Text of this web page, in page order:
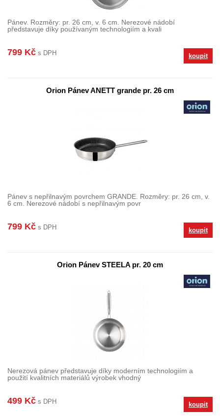
Pánev. Rozměry: pr. 26 cm, v. 6 cm. Nerezové nádobí
představuje díky používaným technologiím a kvali
799 Kč s DPH koupit
Orion Pánev ANETT grande pr. 26 cm
Pánev s nepřilnavým povrchem GRANDE. Rozměry: pr. 26 cm, v.
6 cm. Nerezové nádobí s nepřilnavým povr
799 Kč s DPH koupit
Orion Pánev STEELA pr. 20 cm
Nerezová pánev představuje díky moderním technologiím a
použití kvalitních materiálů výrobek vhodný
499 Kč s DPH koupit